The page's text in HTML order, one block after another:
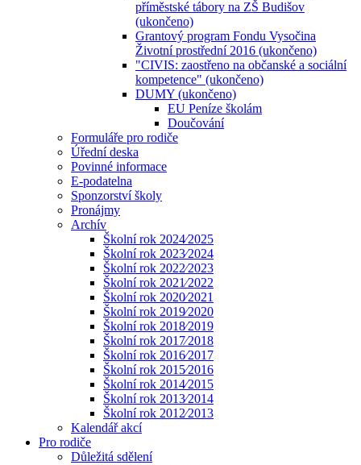
příměstské tábory na ZŠ Budišov
(ukončeno)
Grantový program Fondu Vysočina
Životní prostřední 2016 (ukončeno)
"CIVIS: zaostřeno na občanské a sociální
kompetence" (ukončeno)
DUMY (ukončeno)
EU Peníze školám
Doučování
Formuláře pro rodiče
Úřední deska
Povinné informace
E-podatelna
Sponzorství školy
Pronájmy
Archív
Školní rok 2024⁄2025
Školní rok 2023⁄2024
Školní rok 2022⁄2023
Školní rok 2021⁄2022
Školní rok 2020⁄2021
Školní rok 2019⁄2020
Školní rok 2018⁄2019
Školní rok 2017⁄2018
Školní rok 2016⁄2017
Školní rok 2015⁄2016
Školní rok 2014⁄2015
Školní rok 2013⁄2014
Školní rok 2012⁄2013
Kalendář akcí
Pro rodiče
Důležitá sdělení